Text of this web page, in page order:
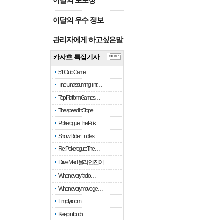
이달의 우수 정보
관리자에게 하고싶은말
카자흐 특집기사
51 Club Game
The Unassuming Thr…
Top Platform Games…
The speed in Slope
Pokerogue: The Pok…
Snow Rider: Endles…
Re: Pokerogue: The…
Drive Mad: 물리 엔진이 …
When every fractio…
When every move ge…
Empty room
Keep in touch
more